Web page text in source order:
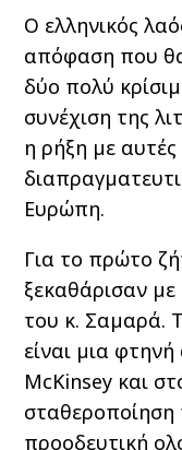
Ο ελληνικός
απόφαση που θα
δύο πολύ
συνέχιση της
η ρήξη με αυτές
Ευρώπη.
Για το πρώτο
ξεκαθάρισαν
του κ. Σαμαρά.
είναι μια
McKinsey και
σταθεροποίηση
προοδευτική